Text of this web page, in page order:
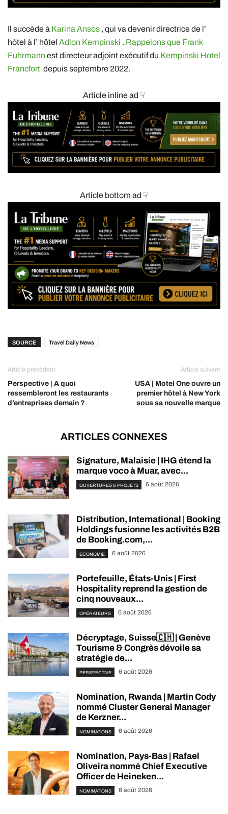
Il succède à Karina Ansos , qui va devenir directrice de l’
hôtel à l’ hôtel Adlon Kempinski . Rappelons que Frank
Fuhrmann est directeur adjoint exécutif du Kempinski Hotel
Francfort depuis septembre 2022.
Article inline ad ☟
Article bottom ad ☟
SOURCE Travel Daily News
Article précédent
Perspective | A quoi
ressembleront les restaurants
d’entreprises demain ?
Article suivant
USA | Motel One ouvre un
premier hôtel à New York
sous sa nouvelle marque
ARTICLES CONNEXES
Signature, Malaisie | IHG étend la
marque voco à Muar, avec...
OUVERTURES & PROJETS 6 août 2026
Distribution, International | Booking
Holdings fusionne les activités B2B
de Booking.com,...
ÉCONOMIE 6 août 2026
Portefeuille, États-Unis | First
Hospitality reprend la gestion de
cinq nouveaux...
OPÉRATEURS 6 août 2026
Décryptage, Suisse🇨🇭 | Genève
Tourisme & Congrès dévoile sa
stratégie de...
PERSPECTIVE 6 août 2026
Nomination, Rwanda | Martin Cody
nommé Cluster General Manager
de Kerzner...
NOMINATIONS 6 août 2026
Nomination, Pays-Bas | Rafael
Oliveira nommé Chief Executive
Officer de Heineken...
NOMINATIONS 6 août 2026